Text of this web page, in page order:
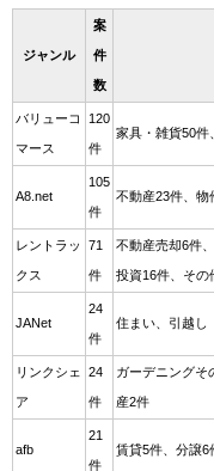
ジャンル
案
件
数
バリューコ
マース
120
件
家具・雑貨50件
A8.net
105
件
不動産23件、物
レントラッ
クス
71
件
不動産売却6件
投資16件、その
JANet
24
件
住まい、引越し
リンクシェ
ア
24
件
ガーデニングそ
産2件
afb
21
件
賃貸5件、分譲6